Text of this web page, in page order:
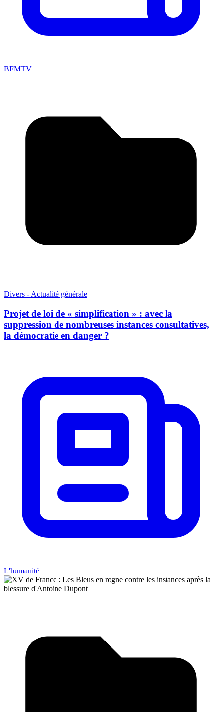
BFMTV
Divers - Actualité générale
Projet de loi de « simplification » : avec la
suppression de nombreuses instances consultatives,
la démocratie en danger ?
L'humanité